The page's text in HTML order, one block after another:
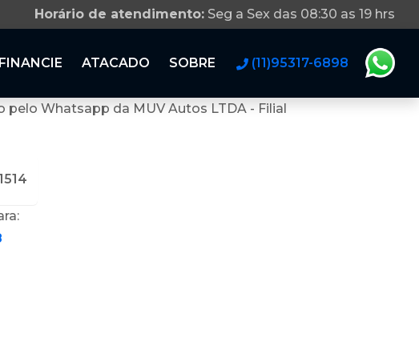
Horário de atendimento: Seg a Sex das 08:30 as 19 hrs
FINANCIE ATACADO SOBRE (11)95317-6898
pelo Whatsapp da MUV Autos LTDA - Filial